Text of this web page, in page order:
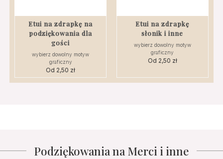
Etui na zdrapkę na
podziękowania dla
gości
wybierz dowolny motyw
graficzny
Od 2,50 zł
Etui na zdrapkę
słonik i inne
wybierz dowolny motyw
graficzny
Od 2,50 zł
Podziękowania na Merci i inne